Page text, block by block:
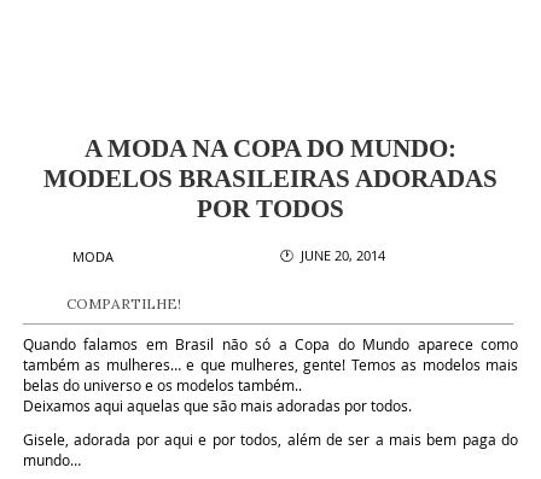
A MODA NA COPA DO MUNDO:
MODELOS BRASILEIRAS ADORADAS
POR TODOS
MODA 🕐 JUNE 20, 2014
COMPARTILHE!
Quando falamos em Brasil não só a Copa do Mundo aparece como
também as mulheres… e que mulheres, gente! Temos as modelos mais
belas do universo e os modelos também..
Deixamos aqui aquelas que são mais adoradas por todos.
Gisele, adorada por aqui e por todos, além de ser a mais bem paga do
mundo…